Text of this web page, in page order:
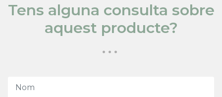
Tens alguna consulta sobre
aquest producte?
...